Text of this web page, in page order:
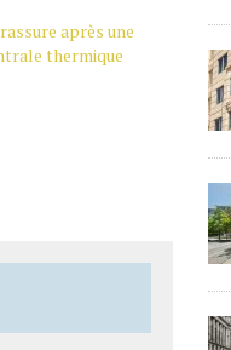
après une
thermique